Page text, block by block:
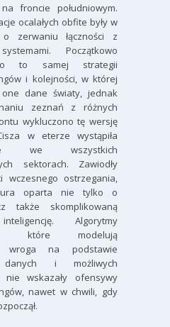
froncie południowym.
ocalałych obfite były w
o zerwaniu łączności z
Początkowo
to samej strategii
i kolejności, w której
one dane światy, jednak
zeznań z różnych
wykluczono tę wersję
w eterze wystąpiła
we wszystkich
sektorach. Zawiodły
wczesnego ostrzegania,
oparta nie tylko o
także skomplikowaną
Algorytmy
które modelują
wroga na podstawie
danych i możliwych
nie wskazały ofensywy
nawet w chwili, gdy